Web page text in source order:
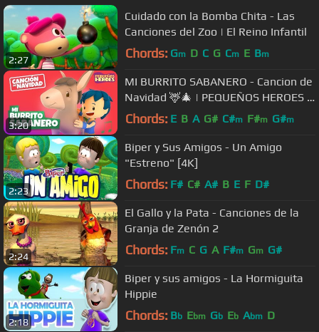
2:27
Cuidado con la Bomba Chita - Las
Canciones del Zoo | El Reino Infantil
Chords: Gm D C G Cm E Bm
3:20
MI BURRITO SABANERO - Cancion de
Navidad 🦌🎄 | PEQUEÑOS HEROES -
Generacion 12 kids
Chords: E B A G# C#m F#m G#m
2:23
Biper y Sus Amigos - Un Amigo
"Estreno" [4K]
Chords: F# C# A# B E F D#
2:24
El Gallo y la Pata - Canciones de la
Granja de Zenón 2
Chords: Fm C G A F#m Gm G#
2:18
Biper y sus amigos - La Hormiguita
Hippie
Chords: Bb Ebm Gb Eb Abm D